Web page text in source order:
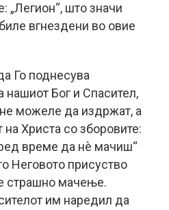
„Легион“, што значи
вгнездени во овие
Го поднесува
нашиот Бог и Спасител,
не можеле да издржат, а
Христа со зборовите:
време да нè мачиш“
Неговото присуство
страшно мачење.
им наредил да